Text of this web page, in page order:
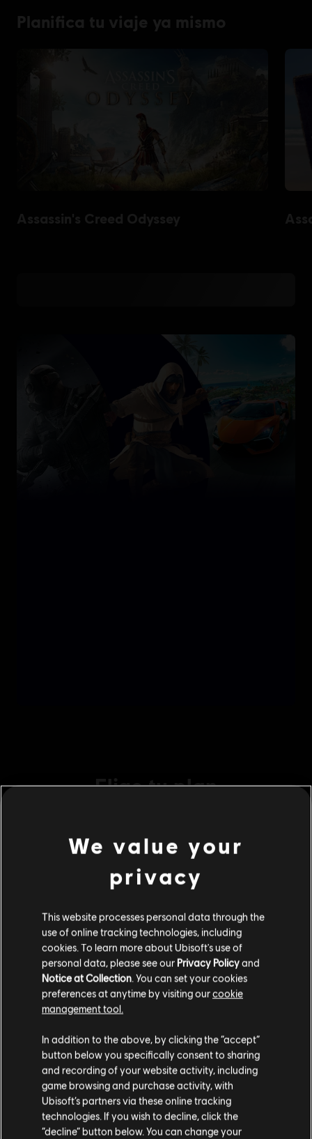
Por favor, visita nuestra Store local para realizar
tu compra.
Permanecer en esta Store
We value your
privacy
This website processes personal data through the
use of online tracking technologies, including
cookies. To learn more about Ubisoft's use of
personal data, please see our Privacy Policyand
Notice at Collection . You can set your cookies
preferences at anytime by visiting ourcookie
management tool.
In addition to the above, by clicking the “accept”
button below you specifically consent to sharing
and recording of your website activity, including
game browsing and purchase activity, with
Ubisoft’s partners via these online tracking
technologies. If you wish to decline, click the
“decline” button below. You can change your